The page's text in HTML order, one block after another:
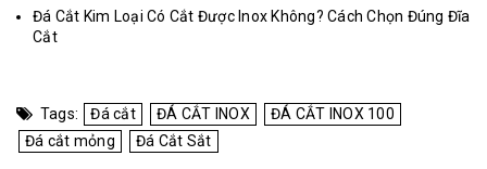
Đá Cắt Kim Loại Có Cắt Được Inox Không? Cách Chọn Đúng Đĩa
Cắt
Tags: Đá cắt ĐÁ CẮT INOX
ĐÁ CẮT INOX 100
Đá cắt mỏng
Đá Cắt Sắt